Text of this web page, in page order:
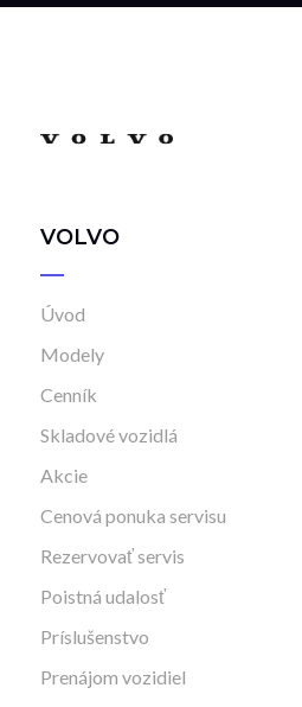
VOLVO
Úvod
Modely
Cenník
Skladové vozidlá
Akcie
Cenová ponuka servisu
Rezervovať servis
Poistná udalosť
Príslušenstvo
Prenájom vozidiel